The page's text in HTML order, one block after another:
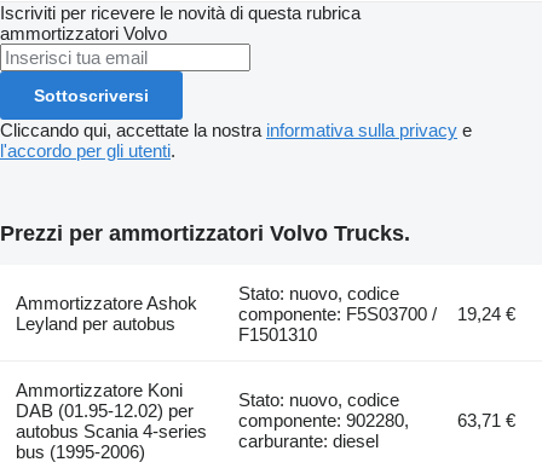
Iscriviti per ricevere le novità di questa rubrica
ammortizzatori Volvo
Sottoscriversi
Cliccando qui, accettate la nostra informativa sulla privacy e
l'accordo per gli utenti.
Prezzi per ammortizzatori Volvo Trucks.
Ammortizzatore Ashok
Leyland per autobus
Stato: nuovo, codice
componente: F5S03700 /
F1501310
19,24 €
Ammortizzatore Koni
DAB (01.95-12.02) per
autobus Scania 4-series
bus (1995-2006)
Stato: nuovo, codice
componente: 902280,
carburante: diesel
63,71 €